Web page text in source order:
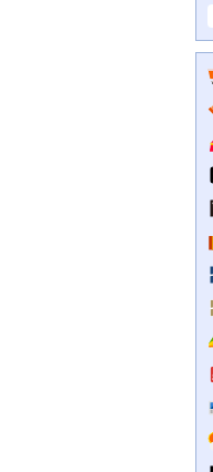
サ
ビ